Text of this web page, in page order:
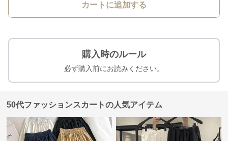
カートに追加する
購入時のルール
必ず購入前にお読みください。
50代ファッションスカートの人気アイテム